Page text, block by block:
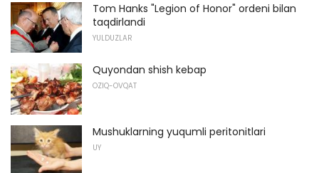
Tom Hanks "Legion of Honor" ordeni bilan
taqdirlandi
YULDUZLAR
Quyondan shish kebap
OZIQ-OVQAT
Mushuklarning yuqumli peritonitlari
UY